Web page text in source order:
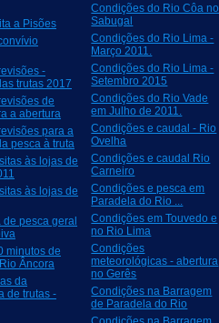
a Pisões
-
trutas 2017
de
a abertura
para a
pesca à truta
às lojas de
às lojas de
de pesca geral
minutos de
Âncora
da
de trutas -
Condições do Rio Côa no
Sabugal
Condições do Rio Lima -
Março 2011.
Condições do Rio Lima -
Setembro 2015
Condições do Rio Vade
em Julho de 2011.
Condições e caudal - Rio
Ovelha
Condições e caudal Rio
Carneiro
Condições e pesca em
Paradela do Rio ...
Condições em Touvedo e
no Rio Lima
Condições
meteorológicas - abertura
no Gerês
Condições na Barragem
de Paradela do Rio